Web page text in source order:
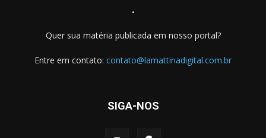
.
Quer sua matéria publicada em nosso portal?
Entre em contato: contato@lamattinadigital.com.br
SIGA-NOS